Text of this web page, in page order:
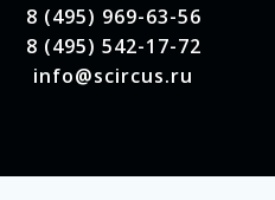
8 (495) 969-63-56
8 (495) 542-17-72
info@scircus.ru